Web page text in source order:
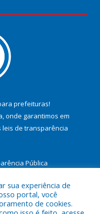
prefeituras!
onde garantimos em
leis de transparência
Pública
sua experiência de
portal, você
de cookies.